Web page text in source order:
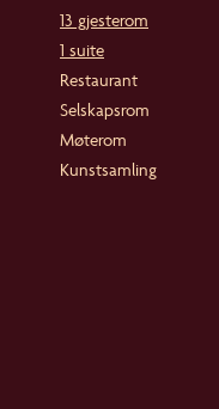
13 gjesterom
1 suite
Restaurant
Selskapsrom
Møterom
Kunstsamling